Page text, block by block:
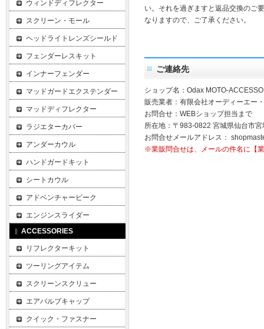
い。それを過ぎますと返品交換のご
なりますので、ご了承ください。
ご連絡先
ショップ名：Odax MOTO-
販売業者：有限会社オーディーエー
お問合せ：WEBショップ担当まで
所在地：〒983-0822 宮城県仙台市
お問合せメールアドレス：
※業販問合せは、メールの件名に【
ウィンドディフレクター
スクリーン・モール
ヘッドライトレンズシールド
フェンダーレスキット
インナーフェンダー
マッドガードエクステンダー
マッドディフレクター
ラジエターカバー
アンダーカウル
ハンドガードキット
シートカウル
アドベンチャービーク
エンジンスライダー
ACCESSORIES
リフレクターキット
ツーリングアイテム
スクリーンスクリュー
エアバルブキャップ
クイック・ファスナー